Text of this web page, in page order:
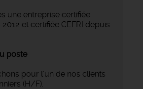
une entreprise certifiée
et certifiée CEFRI depuis
poste
pour l'un de nos clients
(H/F).